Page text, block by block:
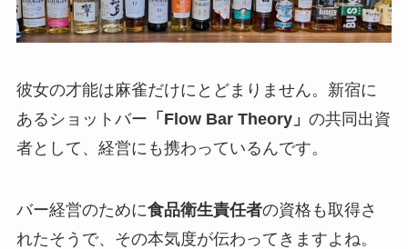
彼女の才能は麻雀だけにとどまりません。新宿に
あるショットバー 「Flow Bar Theory」 の共同出資
者として、経営にも携わっているんです。
バー経営のために食品衛生責任者の資格も取得さ
れたそうで、その本気度が伝わってきますよね。